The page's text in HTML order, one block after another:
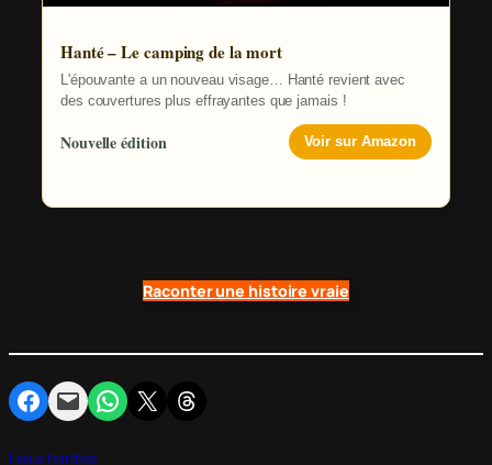
Hanté – Le camping de la mort
L'épouvante a un nouveau visage… Hanté revient avec
des couvertures plus effrayantes que jamais !
Nouvelle édition Voir sur Amazon
Raconter une histoire vraie
Partager sur Facebook
Envoyer cette page par e-mailPartager sur WhatsApp
Partager sur X Partager sur Threads
Lieux hantés